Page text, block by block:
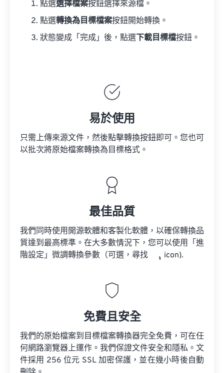
點選選擇檔案按鈕選擇來源檔。
點選轉換為目標檔案按鈕開始轉換。
狀態變成「完成」後，點選 下載目標檔按鈕。
易於使用
只需上傳來源文件，然後點擊轉換按鈕即可。您也可
以批次將原始檔案轉換為目標格式。
最佳品質
我們同時使用開源軟體和客製化軟體，以確保轉換品
質達到最高標準。在大多數情況下，您可以使用「進
階設定」微調轉換參數（可選，尋找
icon).
免費且安全
我們的原始檔案到目標檔案轉換器完全免費，可在任
何網路瀏覽器上運作。我們保證文件安全和隱私。文
件採用 256 位元 SSL 加密保護，並在幾小時後自動